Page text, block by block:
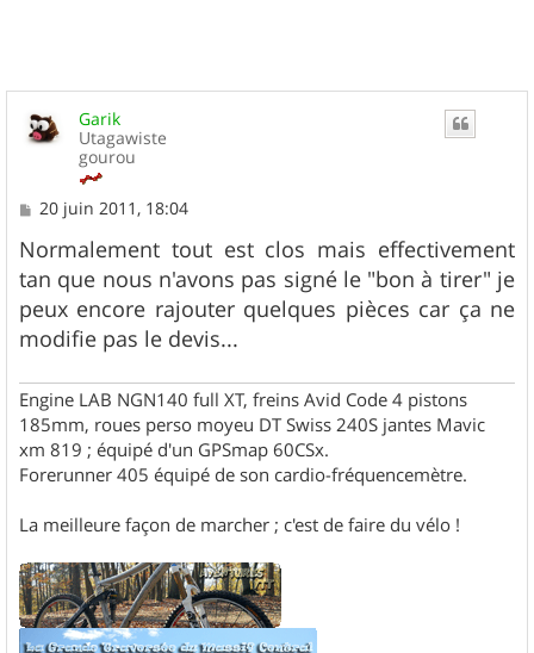
Garik
Utagawiste
gourou
M
s
s
a
g
e
20 juin 2011, 18:04
Normalement tout est clos mais effectivement
tan que nous n'avons pas signé le "bon à tirer" je
peux encore rajouter quelques pièces car ça ne
modifie pas le devis...
Engine LAB NGN140 full XT, freins Avid Code 4 pistons
185mm, roues perso moyeu DT Swiss 240S jantes Mavic
xm 819 ; équipé d'un GPSmap 60CSx.
Forerunner 405 équipé de son cardio-fréquencemètre.
La meilleure façon de marcher ; c'est de faire du vélo !